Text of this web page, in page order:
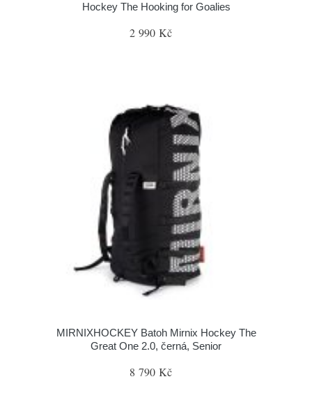
Hockey The Hooking for Goalies
2 990 Kč
MIRNIXHOCKEY Batoh Mirnix Hockey The
Great One 2.0, černá, Senior
8 790 Kč